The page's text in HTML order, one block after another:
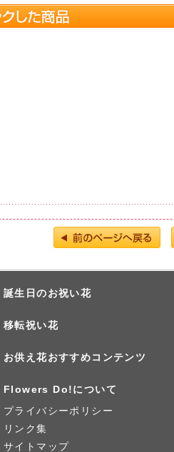
誕生日のお祝い花
移転祝い花
お供え花おすすめコンテンツ
Flowers Do!について
プライバシーポリシー
リンク集
サイトマップ